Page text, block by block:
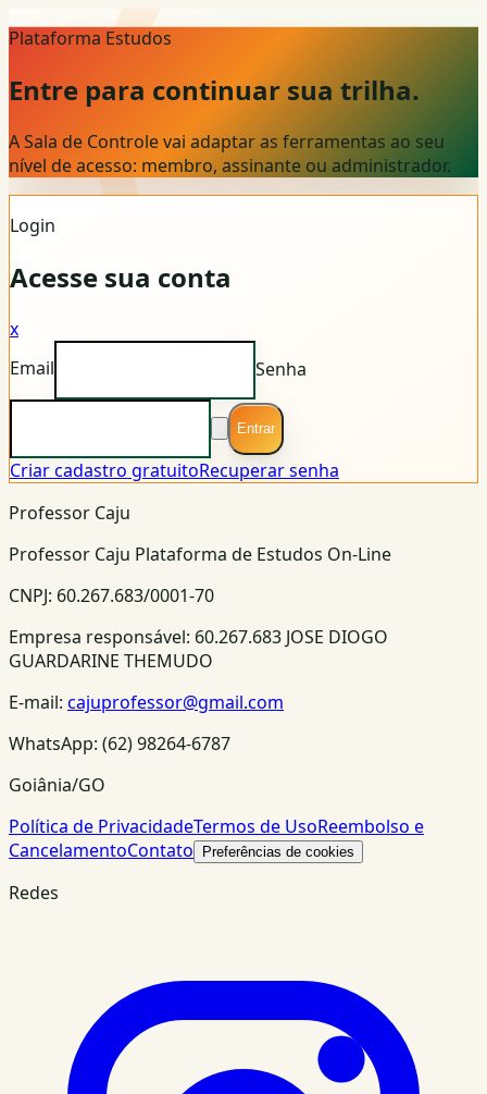
Plataforma Estudos
Entre para continuar sua trilha.
A Sala de Controle vai adaptar as ferramentas ao seu
nível de acesso: membro, assinante ou administrador.
Login
Acesse sua conta
x
Email
Senha
Entrar
Criar cadastro gratuitoRecuperar senha
Professor Caju
Professor Caju Plataforma de Estudos On-Line
CNPJ: 60.267.683/0001-70
Empresa responsável: 60.267.683 JOSE DIOGO
GUARDARINE THEMUDO
E-mail: cajuprofessor@gmail.com
WhatsApp: (62) 98264-6787
Goiânia/GO
Política de PrivacidadeTermos de UsoReembolso e
CancelamentoContato Preferências de cookies
Redes